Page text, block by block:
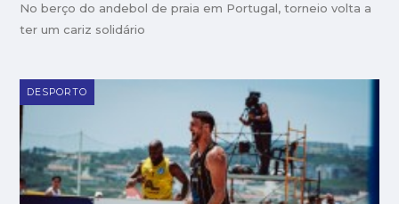
No berço do andebol de praia em Portugal, torneio volta a
ter um cariz solidário
DESPORTO